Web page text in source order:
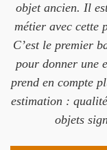
objet ancien. Il
métier avec cette
C’est le premier
pour donner une
prend en compte
estimation :
objets